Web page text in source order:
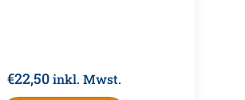
€22,50 inkl. Mwst.